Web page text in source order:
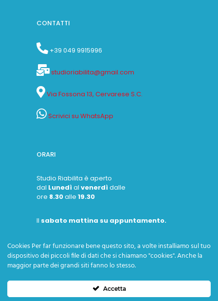
CONTATTI
+39 049 9915996
studioriabilita@gmail.com
Via Fossona 13, Cervarese S.C.
Scrivici su WhatsApp
ORARI
Studio Riabilita è aperto
dal Lunedì al venerdì dalle
ore 8.30alle 19.30
Il sabato mattina su appuntamento.
Cookies Per far funzionare bene questo sito, a volte installiamo sul tuo
dispositivo dei piccoli file di dati che si chiamano "cookies". Anche la
maggior parte dei grandi siti fanno lo stesso.
Accetta